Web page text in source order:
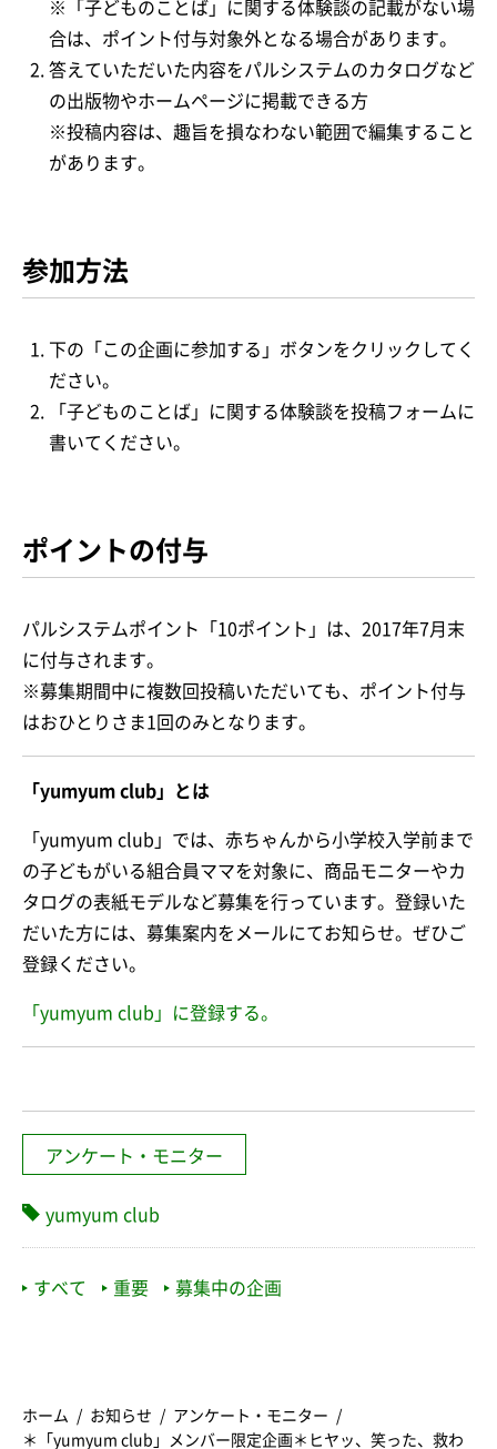
※「子どものことば」に関する体験談の記載がない場
合は、ポイント付与対象外となる場合があります。
答えていただいた内容をパルシステムのカタログなど
の出版物やホームページに掲載できる方
※投稿内容は、趣旨を損なわない範囲で編集すること
があります。
参加方法
下の「この企画に参加する」ボタンをクリックしてく
ださい。
「子どものことば」に関する体験談を投稿フォームに
書いてください。
ポイントの付与
パルシステムポイント「10ポイント」は、2017年7月末
に付与されます。
※募集期間中に複数回投稿いただいても、ポイント付与
はおひとりさま1回のみとなります。
「yumyum club」とは
「yumyum club」では、赤ちゃんから小学校入学前まで
の子どもがいる組合員ママを対象に、商品モニターやカ
タログの表紙モデルなど募集を行っています。登録いた
だいた方には、募集案内をメールにてお知らせ。ぜひご
登録ください。
「yumyum club」に登録する。
アンケート・モニター
yumyum club
すべて 重要 募集中の企画
ホーム お知らせ
アンケート・モニター
＊「yumyum club」メンバー限定企画＊ヒヤッ、笑った、救わ